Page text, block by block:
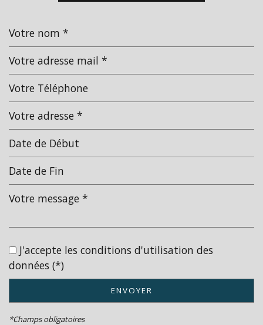
statistiques
Nombre d'habitants
13 737
Propriétaires (vs. locataires)
Habitants de moins de 25 ans
Habitants de 25 à 55 ans
34,76 %
Nombre d'enfants par famille
J'accepte les conditions d'utilisation des
données (*)
ENVOYER
*Champs obligatoires